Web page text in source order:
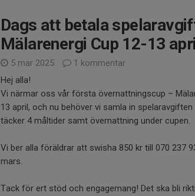
Dags att betala
Mälarenergi Cup 12-13
5 mar 2025
1 kommentar
Hej alla!
Vi närmar oss vår första övernattningscup –
13 april, och nu behöver vi samla in
täcker 4 måltider samt övernattning under cupen.
Vi ber alla föräldrar att swisha 850 kr till 070 237
mars.
Tack för ert stöd och engagemang! Det ska bli